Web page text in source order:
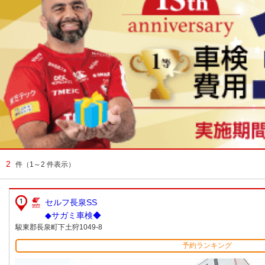
2 件 （1～2 件表示）
セルフ長泉SS
◆サガミ車検◆
駿東郡長泉町下土狩1049-8
予約ランキング